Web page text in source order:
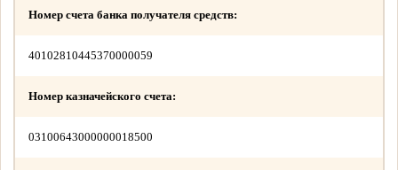
Номер счета банка получателя средств:
40102810445370000059
Номер казначейского счета:
03100643000000018500